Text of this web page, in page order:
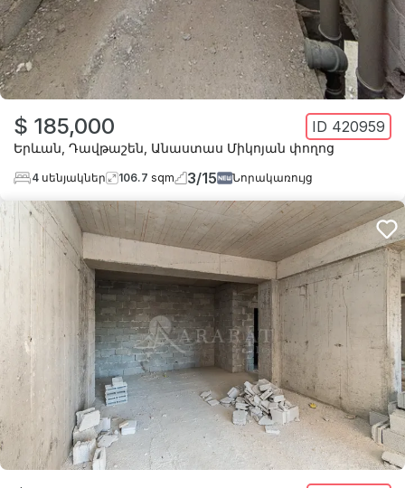
$ 185,000 ID 420959
Երևան Դավթաշեն Անաստաս Միկոյան փողոց
4 սենյակներ 106.7 sqm 3/15 Նորակառույց